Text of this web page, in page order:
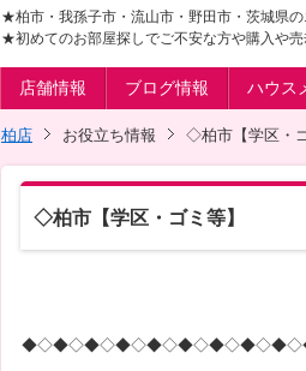
★柏市・我孫子市・流山市・野田市・茨城県の
★初めてのお部屋探しでご不安な方や購入や
店舗情報 ブログ情報 ハウス
柏店 お役立ち情報 ◇柏市【学区・ゴ
◇柏市【学区・ゴミ等】